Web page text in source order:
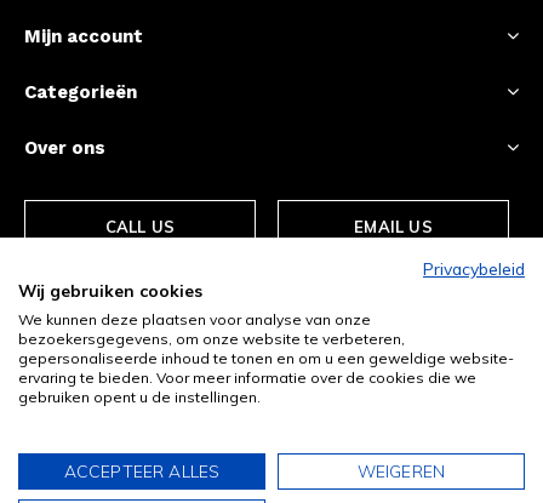
Mijn account
Categorieën
Over ons
CALL US EMAIL US
© Copyright2026- Theme ByDMWS-RSS-feed
Privacybeleid
Wij gebruiken cookies
We kunnen deze plaatsen voor analyse van onze
bezoekersgegevens, om onze website te verbeteren,
gepersonaliseerde inhoud te tonen en om u een geweldige website-
ervaring te bieden. Voor meer informatie over de cookies die we
gebruiken opent u de instellingen.
ACCEPTEER ALLES WEIGEREN